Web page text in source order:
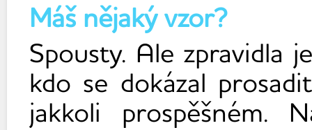
Máš nějaký vzor?
Spousty. Ale zpravidla
kdo se dokázal
jakkoli prospěšném.